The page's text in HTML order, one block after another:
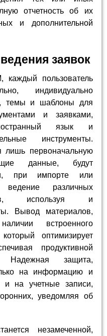
отчетность об их
и дополнительной
заявок
каждый пользователь
индивидуально
темы и шаблоны для
и заявками,
язык и
инструменты.
лишь первоначальную
данные, будут
при импорте или
ведение различных
используя и
Вывод материалов,
встроенного
который оптимизирует
продуктивной
Надежная защита,
на информацию и
и на учетные записи,
уведомляя об
незамеченной,